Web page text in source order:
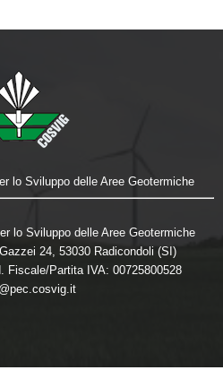
lo Sviluppo delle Aree Geotermiche
lo Sviluppo delle Aree Geotermiche
24, 53030 Radicondoli (SI)
Fiscale/Partita IVA: 00725800528